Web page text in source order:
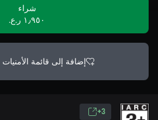
شراء
١٫٩٥٠ ر.ع.‏
إضافة إلى قائمة الأمنيات
3+